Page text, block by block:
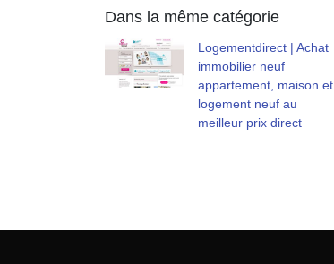
Dans la même catégorie
Logementdi­rect | Achat
immobilier neuf
appartement, maison et
logement neuf au
meilleur prix direct